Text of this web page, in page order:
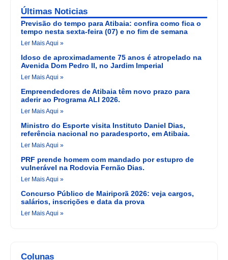
Últimas Noticias
Previsão do tempo para Atibaia: confira como fica o
tempo nesta sexta-feira (07) e no fim de semana
Ler Mais Aqui »
Idoso de aproximadamente 75 anos é atropelado na
Avenida Dom Pedro II, no Jardim Imperial
Ler Mais Aqui »
Empreendedores de Atibaia têm novo prazo para
aderir ao Programa ALI 2026.
Ler Mais Aqui »
Ministro do Esporte visita Instituto Daniel Dias,
referência nacional no paradesporto, em Atibaia.
Ler Mais Aqui »
PRF prende homem com mandado por estupro de
vulnerável na Rodovia Fernão Dias.
Ler Mais Aqui »
Concurso Público de Mairiporã 2026: veja cargos,
salários, inscrições e data da prova
Ler Mais Aqui »
Colunas